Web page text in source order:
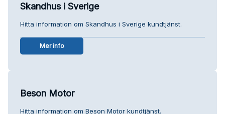
Skandhus i Sverige
Hitta information om Skandhus i Sverige kundtjänst.
Mer info
Beson Motor
Hitta information om Beson Motor kundtjänst.